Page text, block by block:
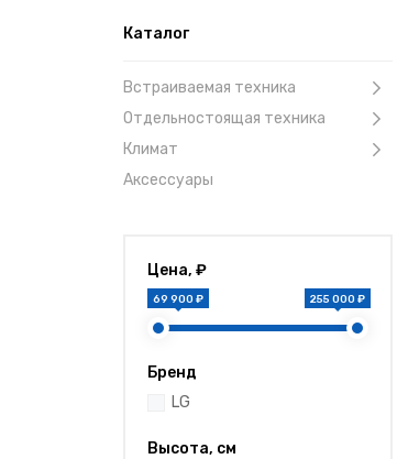
Каталог
Встраиваемая техника
Отдельностоящая техника
Климат
Аксессуары
Цена, ₽
69 900 ₽ 255 000 ₽
Бренд
LG
Высота, см